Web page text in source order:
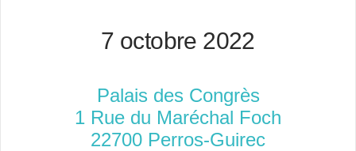
7 octobre 2022
Palais des Congrès
1 Rue du Maréchal Foch
22700 Perros-Guirec